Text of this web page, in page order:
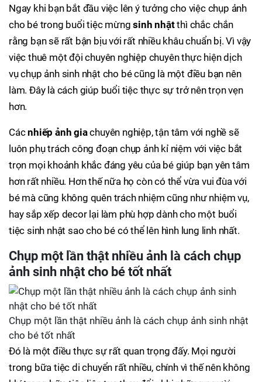
Ngay khi bạn bắt đầu việc lên ý tưởng cho việc chụp ảnh
cho bé trong buổi tiệc mừngsinh nhậtthì chắc chắn
rằng bạn sẽ rất bận bịu với rất nhiều khâu chuẩn bị. Vì vậy
việc thuê một đội chuyên nghiệp chuyên thực hiện dịch
vụ chụp ảnh sinh nhật cho bé cũng là một điều bạn nên
làm. Đây là cách giúp buổi tiệc thực sự trở nên trọn vẹn
hơn.
Cácnhiếp ảnh giachuyên nghiệp, tận tâm với nghề sẽ
luôn phụ trách công đoạn chụp ảnh kỉ niệm với việc bắt
trọn mọi khoảnh khắc đáng yêu của bé giúp bạn yên tâm
hơn rất nhiều. Hơn thế nữa họ còn có thể vừa vui đùa với
bé mà cũng không quên trách nhiệm cũng như nhiệm vụ,
hay sắp xếp decor lại làm phù hợp dành cho một buổi
tiệc sinh nhật sao cho bé có thể lên hình lung linh nhất.
Chụp một lần thật nhiều ảnh là cách chụp
ảnh sinh nhật cho bé tốt nhất
Chụp một lần thật nhiều ảnh là cách chụp ảnh sinh nhật
cho bé tốt nhất
Đó là một điều thực sự rất quan trọng đấy. Mọi người
trong bữa tiệc di chuyển rất nhiều, chính vì thế nên không